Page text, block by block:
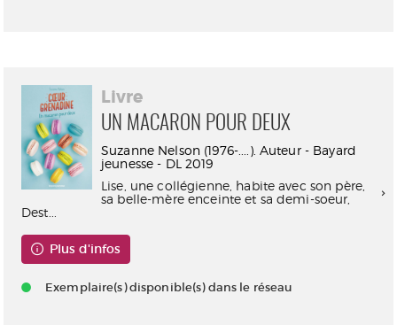
Livre
UN MACARON POUR DEUX
Suzanne Nelson (1976-....). Auteur - Bayard
jeunesse - DL 2019
Lise, une collégienne, habite avec son père,
sa belle-mère enceinte et sa demi-soeur,
Dest...
Plus d'infos
Exemplaire(s) disponible(s) dans le réseau